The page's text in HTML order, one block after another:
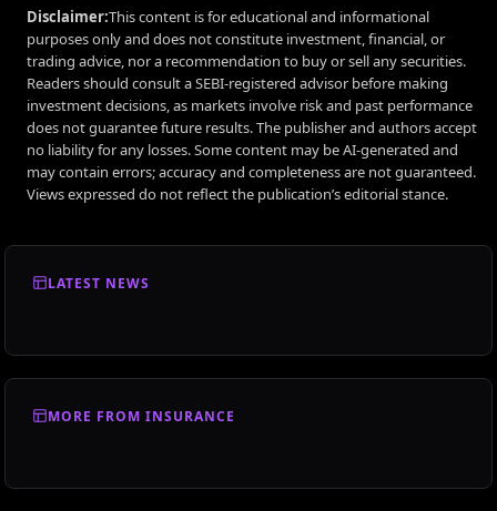
Disclaimer:This content is for educational and informational
purposes only and does not constitute investment, financial, or
trading advice, nor a recommendation to buy or sell any securities.
Readers should consult a SEBI-registered advisor before making
investment decisions, as markets involve risk and past performance
does not guarantee future results. The publisher and authors accept
no liability for any losses. Some content may be AI-generated and
may contain errors; accuracy and completeness are not guaranteed.
Views expressed do not reflect the publication’s editorial stance.
LATEST NEWS
MORE FROM INSURANCE